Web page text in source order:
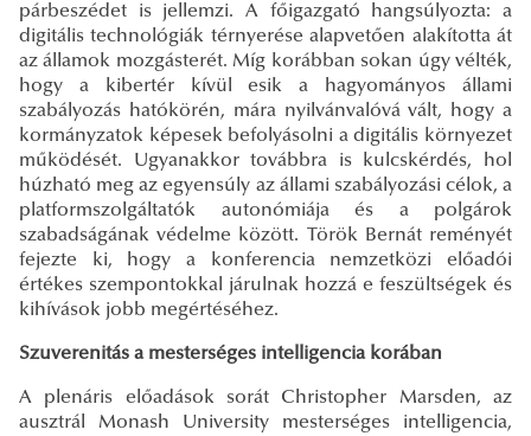
párbeszédet is jellemzi. A főigazgató hangsúlyozta: a
digitális technológiák térnyerése alapvetően alakította át
az államok mozgásterét. Míg korábban sokan úgy vélték,
hogy a kibertér kívül esik a hagyományos állami
szabályozás hatókörén, mára nyilvánvalóvá vált, hogy a
kormányzatok képesek befolyásolni a digitális környezet
működését. Ugyanakkor továbbra is kulcskérdés, hol
húzható meg az egyensúly az állami szabályozási célok, a
platformszolgáltatók autonómiája és a polgárok
szabadságának védelme között. Török Bernát reményét
fejezte ki, hogy a konferencia nemzetközi előadói
értékes szempontokkal járulnak hozzá e feszültségek és
kihívások jobb megértéséhez.
Szuverenitás a mesterséges intelligencia korában
A plenáris előadások sorát Christopher Marsden, az
ausztrál Monash University mesterséges intelligencia,